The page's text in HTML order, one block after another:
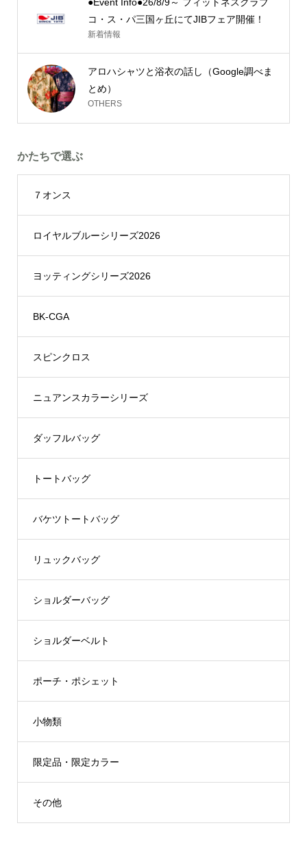
コ・ス・パ三国ヶ丘にてJIBフェア開催！
新着情報
アロハシャツと浴衣の話し（Google調べま
とめ）
OTHERS
かたちで選ぶ
７オンス
ロイヤルブルーシリーズ2026
ヨッティングシリーズ2026
BK-CGA
スピンクロス
ニュアンスカラーシリーズ
ダッフルバッグ
トートバッグ
バケツトートバッグ
リュックバッグ
ショルダーバッグ
ショルダーベルト
ポーチ・ポシェット
小物類
限定品・限定カラー
その他